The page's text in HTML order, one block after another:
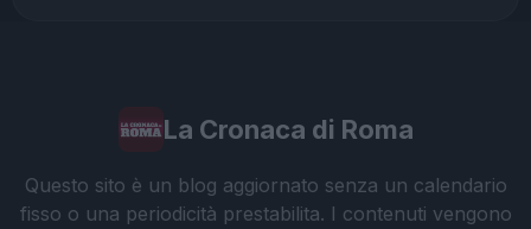
La Cronaca di Roma
Questo sito è un blog aggiornato senza un calendario
fisso o una periodicità prestabilita. I contenuti vengono